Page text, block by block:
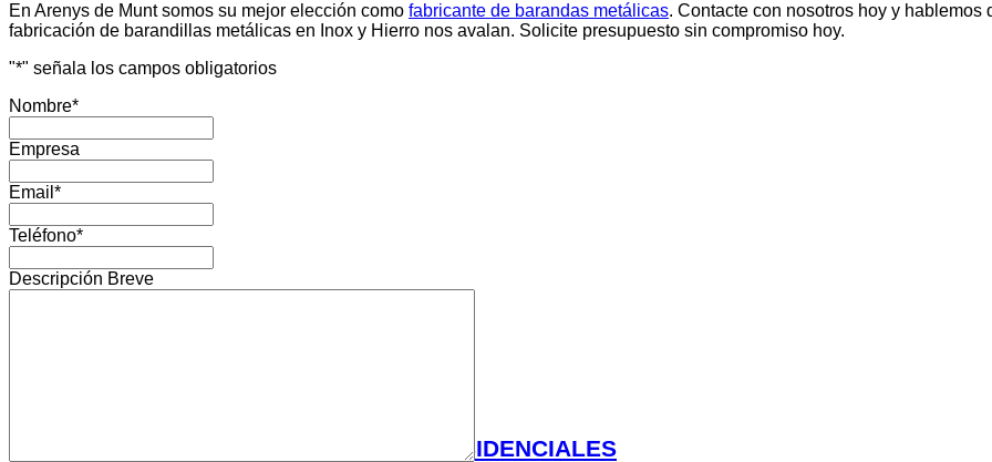
PUERTAS METALICAS Y VALLAS RESIDENCIALES
En Arenys de Munt somos su mejor elección como fabricante de barandas metálicas. Contacte con nosotros hoy y
fabricación de barandillas metálicas en Inox y Hierro nos avalan. Solicite presupuesto sin compromiso hoy.
"*" señala los campos obligatorios
Nombre*
Empresa
Email *
Teléfono*
Descripción Breve